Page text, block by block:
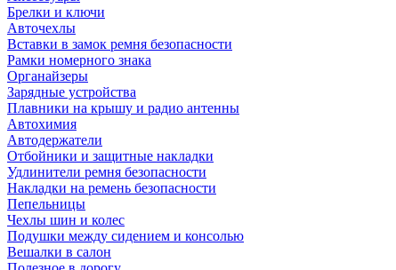
Брелки и ключи
Авточехлы
Вставки в замок ремня безопасности
Рамки номерного знака
Органайзеры
Зарядные устройства
Плавники на крышу и радио антенны
Автохимия
Автодержатели
Отбойники и защитные накладки
Удлинители ремня безопасности
Накладки на ремень безопасности
Пепельницы
Чехлы шин и колес
Подушки между сидением и консолью
Вешалки в салон